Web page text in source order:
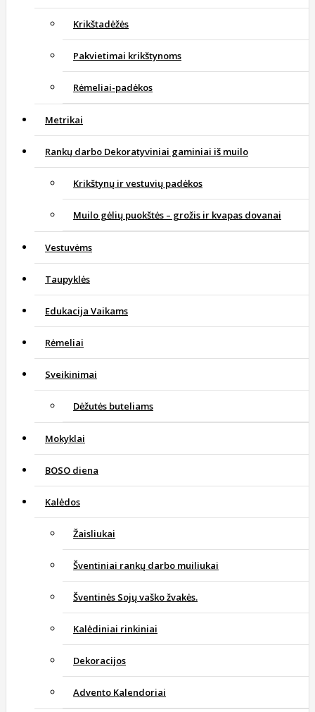
Krikštadėžės
Pakvietimai krikštynoms
Rėmeliai-padėkos
Metrikai
Rankų darbo Dekoratyviniai gaminiai iš muilo
Krikštynų ir vestuvių padėkos
Muilo gėlių puokštės – grožis ir kvapas dovanai
Vestuvėms
Taupyklės
Edukacija Vaikams
Rėmeliai
Sveikinimai
Dėžutės buteliams
Mokyklai
BOSO diena
Kalėdos
Žaisliukai
Šventiniai rankų darbo muiliukai
Šventinės Sojų vaško žvakės.
Kalėdiniai rinkiniai
Dekoracijos
Advento Kalendoriai